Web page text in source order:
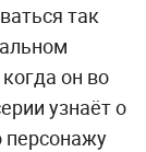
так
он во
узнаёт о